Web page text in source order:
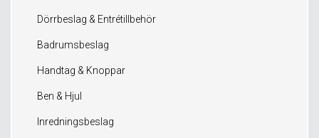
Dörrbeslag & Entrétillbehör
Badrumsbeslag
Handtag & Knoppar
Ben & Hjul
Inredningsbeslag